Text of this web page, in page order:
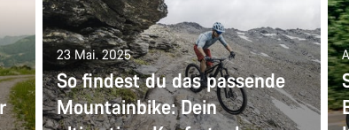
23 Mai. 2025
So findest du das passende
Mountainbike: Dein